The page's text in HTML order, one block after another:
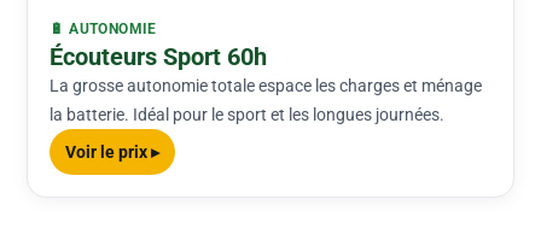
🔋 AUTONOMIE
Écouteurs Sport 60h
La grosse autonomie totale espace les charges et ménage
la batterie. Idéal pour le sport et les longues journées.
Voir le prix ▸